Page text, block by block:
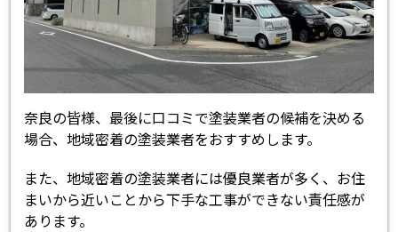
奈良の皆様、最後に口コミで塗装業者の候補を決める
場合、地域密着の塗装業者をおすすめします。
また、地域密着の塗装業者には優良業者が多く、お住
まいから近いことから下手な工事ができない責任感が
あります。